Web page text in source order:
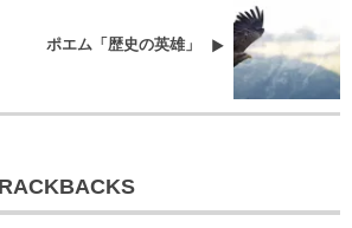
ポエム「歴史の英雄」